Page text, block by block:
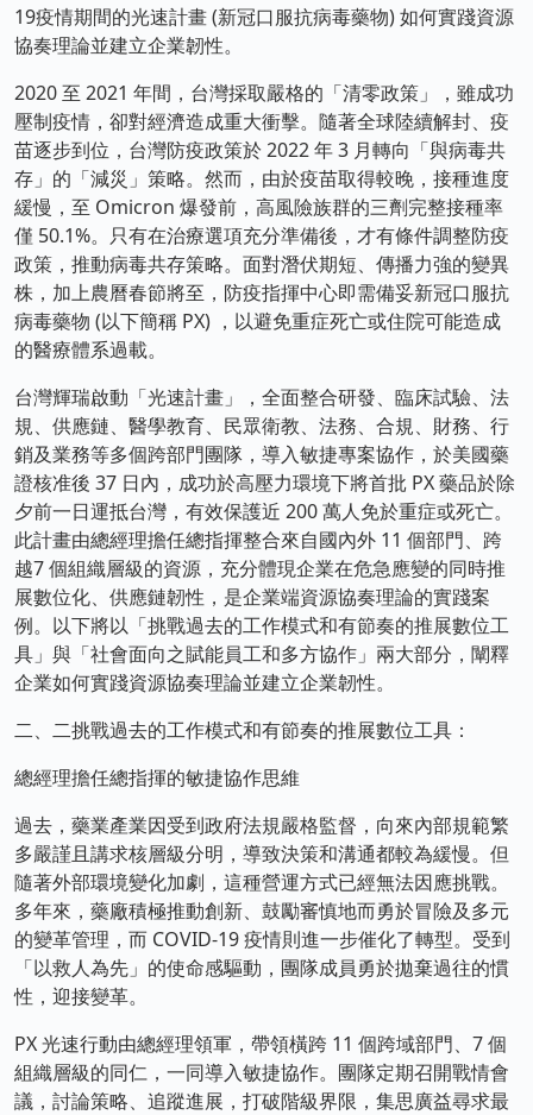
19疫情期間的光速計畫 (新冠口服抗病毒藥物) 如何實踐資源
協奏理論並建立企業韌性。
2020 至 2021 年間，台灣採取嚴格的「清零政策」，雖成功
壓制疫情，卻對經濟造成重大衝擊。隨著全球陸續解封、疫
苗逐步到位，台灣防疫政策於 2022 年 3 月轉向「與病毒共
存」的「減災」策略。然而，由於疫苗取得較晚，接種進度
緩慢，至 Omicron 爆發前，高風險族群的三劑完整接種率
僅 50.1%。只有在治療選項充分準備後，才有條件調整防疫
政策，推動病毒共存策略。面對潛伏期短、傳播力強的變異
株，加上農曆春節將至，防疫指揮中心即需備妥新冠口服抗
病毒藥物 (以下簡稱 PX) ，以避免重症死亡或住院可能造成
的醫療體系過載。
台灣輝瑞啟動「光速計畫」，全面整合研發、臨床試驗、法
規、供應鏈、醫學教育、民眾衛教、法務、合規、財務、行
銷及業務等多個跨部門團隊，導入敏捷專案協作，於美國藥
證核准後 37 日內，成功於高壓力環境下將首批 PX 藥品於除
夕前一日運抵台灣，有效保護近 200 萬人免於重症或死亡。
此計畫由總經理擔任總指揮整合來自國內外 11 個部門、跨
越7 個組織層級的資源，充分體現企業在危急應變的同時推
展數位化、供應鏈韌性，是企業端資源協奏理論的實踐案
例。以下將以「挑戰過去的工作模式和有節奏的推展數位工
具」與「社會面向之賦能員工和多方協作」兩大部分，闡釋
企業如何實踐資源協奏理論並建立企業韌性。
二、二挑戰過去的工作模式和有節奏的推展數位工具：
總經理擔任總指揮的敏捷協作思維
過去，藥業產業因受到政府法規嚴格監督，向來內部規範繁
多嚴謹且講求核層級分明，導致決策和溝通都較為緩慢。但
隨著外部環境變化加劇，這種營運方式已經無法因應挑戰。
多年來，藥廠積極推動創新、鼓勵審慎地而勇於冒險及多元
的變革管理，而 COVID-19 疫情則進一步催化了轉型。受到
「以救人為先」的使命感驅動，團隊成員勇於拋棄過往的慣
性，迎接變革。
PX 光速行動由總經理領軍，帶領橫跨 11 個跨域部門、7 個
組織層級的同仁，一同導入敏捷協作。團隊定期召開戰情會
議，討論策略、追蹤進展，打破階級界限，集思廣益尋求最